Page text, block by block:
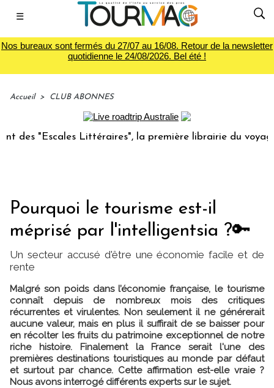
☰
Nos bureaux sont fermés du 27/07 au 16/08. Retour de la newsletter
quotidienne le 24/08/2026. Bel été !
Accueil > CLUB ABONNES
Littéraires", la première librairie du voyage Le
Pourquoi le tourisme est-il
méprisé par l'intelligentsia ?🔑
Un secteur accusé d'être une économie facile et de
rente
Malgré son poids dans l’économie française, le tourisme
connaît depuis de nombreux mois des critiques
récurrentes et virulentes. Non seulement il ne générerait
aucune valeur, mais en plus il suffirait de se baisser pour
en récolter les fruits du patrimoine exceptionnel de notre
riche histoire. Finalement la France serait l'une des
premières destinations touristiques au monde par défaut
et surtout par chance. Cette affirmation est-elle vraie ?
Nous avons interrogé différents experts sur le sujet.